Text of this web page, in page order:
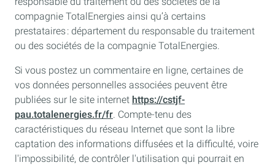
compagnie TotalEnergies ainsi qu’à certains
prestataires : département du responsable du traitement
ou des sociétés de la compagnie TotalEnergies.
Si vous postez un commentaire en ligne, certaines de
vos données personnelles associées peuvent être
publiées sur le site internet https://cstjf-
pau.totalenergies.fr/fr. Compte-tenu des
caractéristiques du réseau Internet que sont la libre
captation des informations diffusées et la difficulté, voire
l'impossibilité, de contrôler l'utilisation qui pourrait en